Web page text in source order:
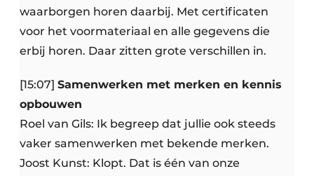
waarborgen horen daarbij. Met certificaten
voor het voormateriaal en alle gegevens die
erbij horen. Daar zitten grote verschillen in.
[15:07] Samenwerken met merken en kennis
opbouwen
Roel van Gils: Ik begreep dat jullie ook steeds
vaker samenwerken met bekende merken.
Joost Kunst: Klopt. Dat is één van onze